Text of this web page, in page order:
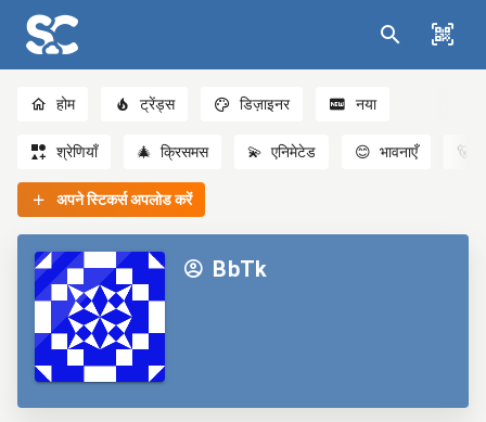
होम ट्रेंड्स डिज़ाइनर नया
श्रेणियाँ 🎄 क्रिसमस 💫 एनिमेटेड 😊 भावनाएँ 🐻
अपने स्टिकर्स अपलोड करें
BbTk